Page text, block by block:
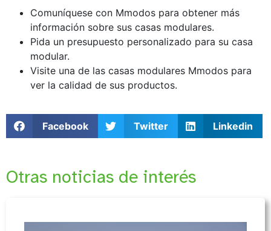
Comuníquese con Mmodos para obtener más
información sobre sus casas modulares.
Pida un presupuesto personalizado para su casa
modular.
Visite una de las casas modulares Mmodos para
ver la calidad de sus productos.
Facebook Twitter Linkedin
Otras noticias de interés